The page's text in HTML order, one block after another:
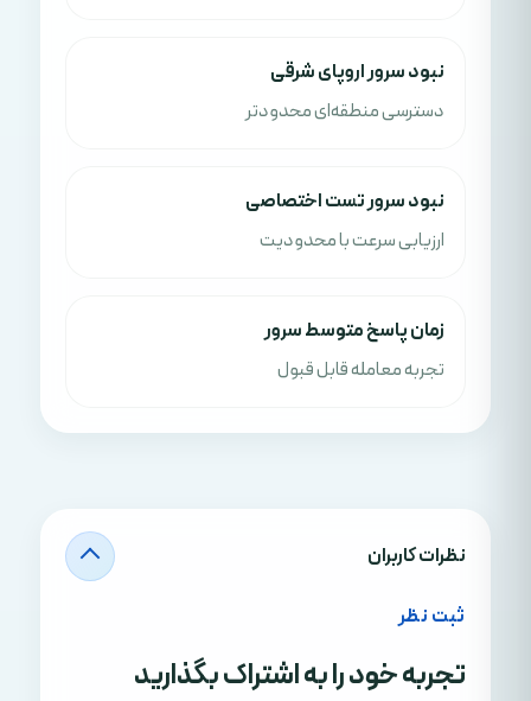
نبود سرور اروپای شرقی
دسترسی منطقه‌ای محدودتر
نبود سرور تست اختصاصی
ارزیابی سرعت با محدودیت
زمان پاسخ متوسط سرور
تجربه معامله قابل قبول
نظرات کاربران
ثبت نظر
تجربه خود را به اشتراک بگذارید